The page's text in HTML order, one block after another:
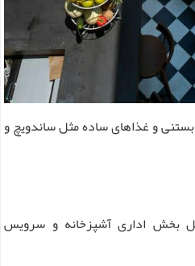
بستنی و غذاهای ساده مثل ساندویچ و
بخش اداری آشپزخانه و سرویس